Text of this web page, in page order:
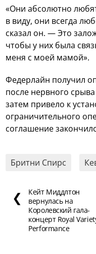
«Они абсолютно
в виду, они всегда
сказал он. — Это
чтобы у них была
меня с моей мамой».
Федерлайн получил
после нервного
затем привело к
ограничительного
соглашение
Бритни Спирс
❮
Кейт Миддлтон
вернулась на
Королевский гала-
концерт Royal
Performance